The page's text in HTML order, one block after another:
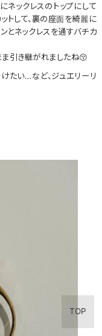
ネックレスのトップにして
トして、裏の座面を綺麗に
とネックレスを通すバチカ
ま引き継がれましたね😚
たい…など、ジュエリーリ
TOP